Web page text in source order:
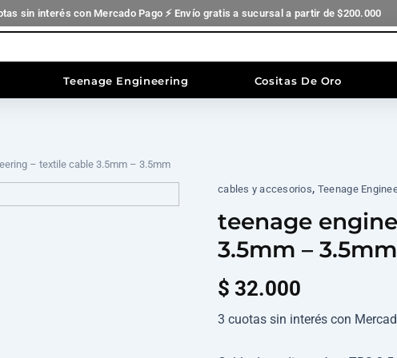
sin interés con Mercado Pago ⚡ Envío gratis a sucursal a partir de $200.000
Teenage Engineering Cositas De Oro
– textile cable 3.5mm – 3.5mm
cables y accesorios, Teenage
teenage
3.5mm – 3.5mm
$ 32.000
3 cuotas sin interés con